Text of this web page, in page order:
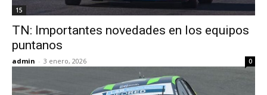
15
TN: Importantes novedades en los equipos
puntanos
admin - 3 enero, 2026 0